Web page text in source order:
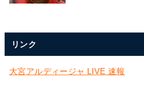
リンク
大宮アルディージャ LIVE 速報